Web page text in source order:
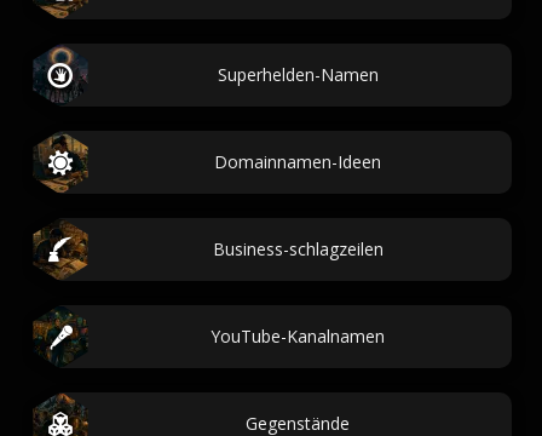
Superhelden-Namen
Domainnamen-Ideen
Business-schlagzeilen
YouTube-Kanalnamen
Gegenstände